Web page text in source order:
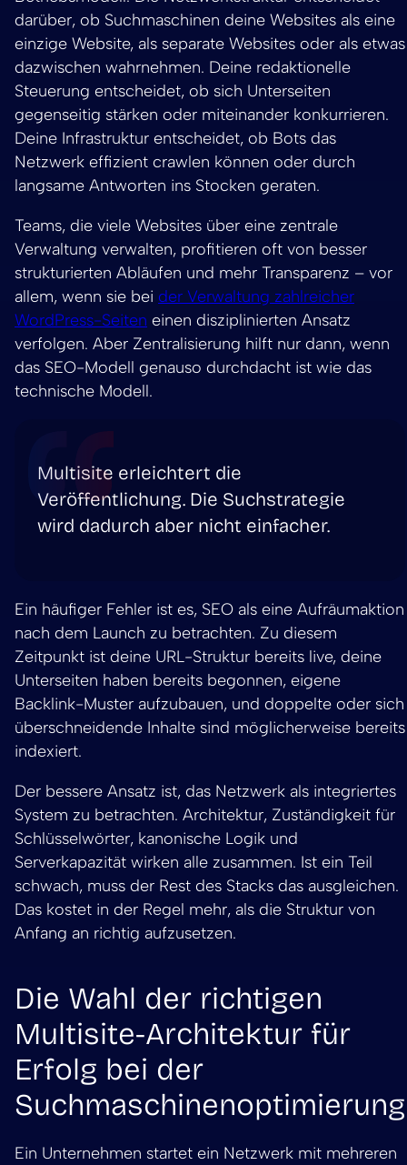
darüber, ob Suchmaschinen deine Websites als eine
einzige Website, als separate Websites oder als etwas
dazwischen wahrnehmen. Deine redaktionelle
Steuerung entscheidet, ob sich Unterseiten
gegenseitig stärken oder miteinander konkurrieren.
Deine Infrastruktur entscheidet, ob Bots das
Netzwerk effizient crawlen können oder durch
langsame Antworten ins Stocken geraten.
Teams, die viele Websites über eine zentrale
Verwaltung verwalten, profitieren oft von besser
strukturierten Abläufen und mehr Transparenz – vor
allem, wenn sie bei der Verwaltung zahlreicher
WordPress-Seiten einen disziplinierten Ansatz
verfolgen. Aber Zentralisierung hilft nur dann, wenn
das SEO-Modell genauso durchdacht ist wie das
technische Modell.
Multisite erleichtert die
Veröffentlichung. Die Suchstrategie
wird dadurch aber nicht einfacher.
Ein häufiger Fehler ist es, SEO als eine Aufräumaktion
nach dem Launch zu betrachten. Zu diesem
Zeitpunkt ist deine URL-Struktur bereits live, deine
Unterseiten haben bereits begonnen, eigene
Backlink-Muster aufzubauen, und doppelte oder sich
überschneidende Inhalte sind möglicherweise bereits
indexiert.
Der bessere Ansatz ist, das Netzwerk als integriertes
System zu betrachten. Architektur, Zuständigkeit für
Schlüsselwörter, kanonische Logik und
Serverkapazität wirken alle zusammen. Ist ein Teil
schwach, muss der Rest des Stacks das ausgleichen.
Das kostet in der Regel mehr, als die Struktur von
Anfang an richtig aufzusetzen.
Die Wahl der richtigen
Multisite-Architektur für
Erfolg bei der
Suchmaschinenoptimierung
Ein Unternehmen startet ein Netzwerk mit mehreren